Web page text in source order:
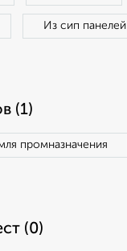
Из сип панелей
(1)
промназначения
(0)